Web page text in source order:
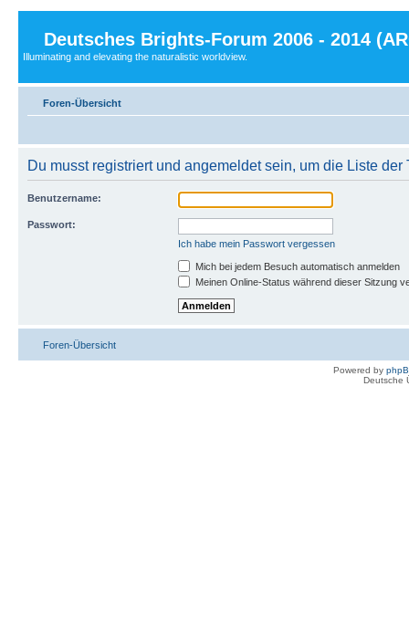
Deutsches Brights-Forum 2006 - 2014
Illuminating and elevating the naturalistic worldview.
Foren-Übersicht
Du musst registriert und angemeldet sein, um die Liste
Benutzername:
Passwort:
Ich habe mein Passwort vergessen
Mich bei jedem Besuch automatisch anmelden
Meinen Online-Status während dieser Sitzung
Foren-Übersicht
Powered by
Deutsche